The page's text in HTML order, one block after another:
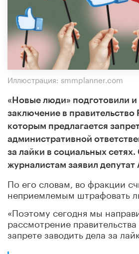
Иллюстрация: smmplanner.com
«Новые люди» подготовили и
заключение в правительство
которым предлагается
административной
за лайки в социальных
журналистам заявил депутат
По его словам, во фракции
неприемлемым штрафовать
«Поэтому сегодня мы
рассмотрение
запрете заводить дела за